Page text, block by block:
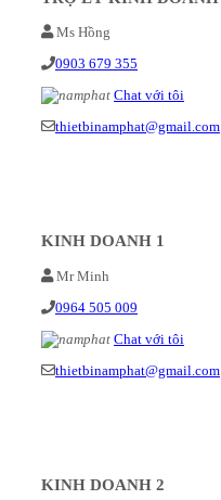
Ms Hồng
0903 679 355
Chat với tôi
thietbinamphat@gmail.com
KINH DOANH 1
Mr Minh
0964 505 009
Chat với tôi
thietbinamphat@gmail.com
KINH DOANH 2